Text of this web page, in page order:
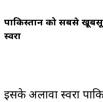
पाकिस्तान को सबसे
स्वरा
इसके अलावा स्वरा